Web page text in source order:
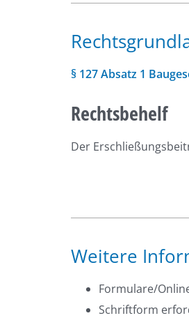
§ 127 Absatz 1
Rechtsbehelf
Der
Weitere
Formulare/
Schriftform